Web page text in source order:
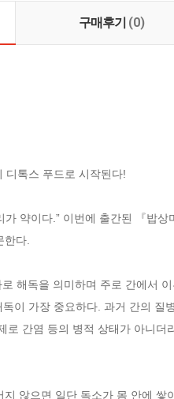
구매후기 (0)
디톡스 푸드로 시작된다!
가 약이다.” 이번에 출간된 『밥
다.
해독을 의미하며 주로 간에서
이 가장 중요하다. 과거 간의
로 간염 등의 병적 상태가 아니
않으면 일단 독소가 몸 안에